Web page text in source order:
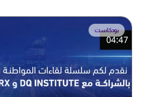
بودكاست